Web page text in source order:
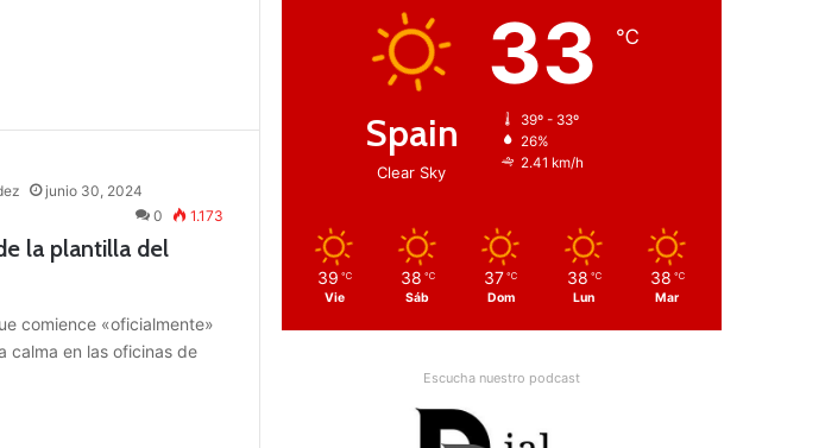
junio 30, 2024
0
1.173
la plantilla del
comience «oficialmente»
calma en las oficinas de
Spain
Clear Sky
33 ℃
39º - 33º
26%
2.41 km/h
39 ℃
Vie
38 ℃
Sáb
37 ℃
Dom
38 ℃
Lun
38 ℃
Mar
Escucha nuestro podcast